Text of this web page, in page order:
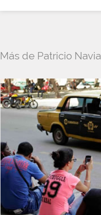
Más de Patricio Navia